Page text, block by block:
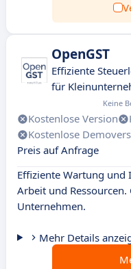
OpenGST
Effiziente
für
Keine
Kostenlose Version
Kostenlose
Preis auf Anfrage
Effiziente Wartung
Arbeit und
Unternehmen.
Mehr Details